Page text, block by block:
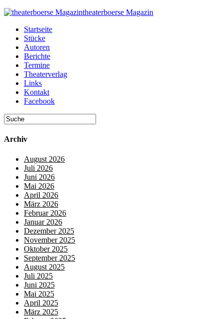
theaterboerse Magazin
Startseite
Stücke
Autoren
Berichte
Termine
Theaterverlag
Links
Kontakt
Facebook
Archiv
August 2026
Juli 2026
Juni 2026
Mai 2026
April 2026
März 2026
Februar 2026
Januar 2026
Dezember 2025
November 2025
Oktober 2025
September 2025
August 2025
Juli 2025
Juni 2025
Mai 2025
April 2025
März 2025